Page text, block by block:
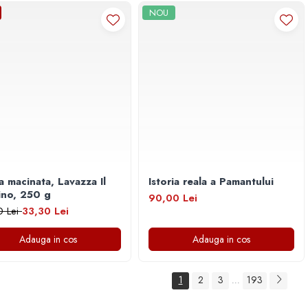
macinata, Lavazza Il
250 g
Lei33,30 Lei
Adauga in cos
NOU
Istoria reala a Pamantului
90,00 Lei
Adauga in cos
1 2 3 ... 193